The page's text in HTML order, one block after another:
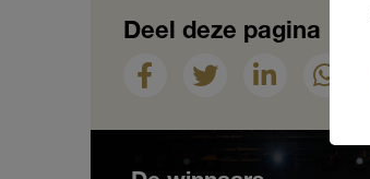
Deel deze pagina